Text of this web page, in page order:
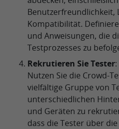
Benutzerfreundlichkeit,
Kompatibilität.
und Anweisungen, die
Testprozesses zu
Rekrutieren Sie Tester:
Nutzen Sie die Crowd-
vielfältige Gruppe von
unterschiedlichen
und Geräten zu
dass die Tester über